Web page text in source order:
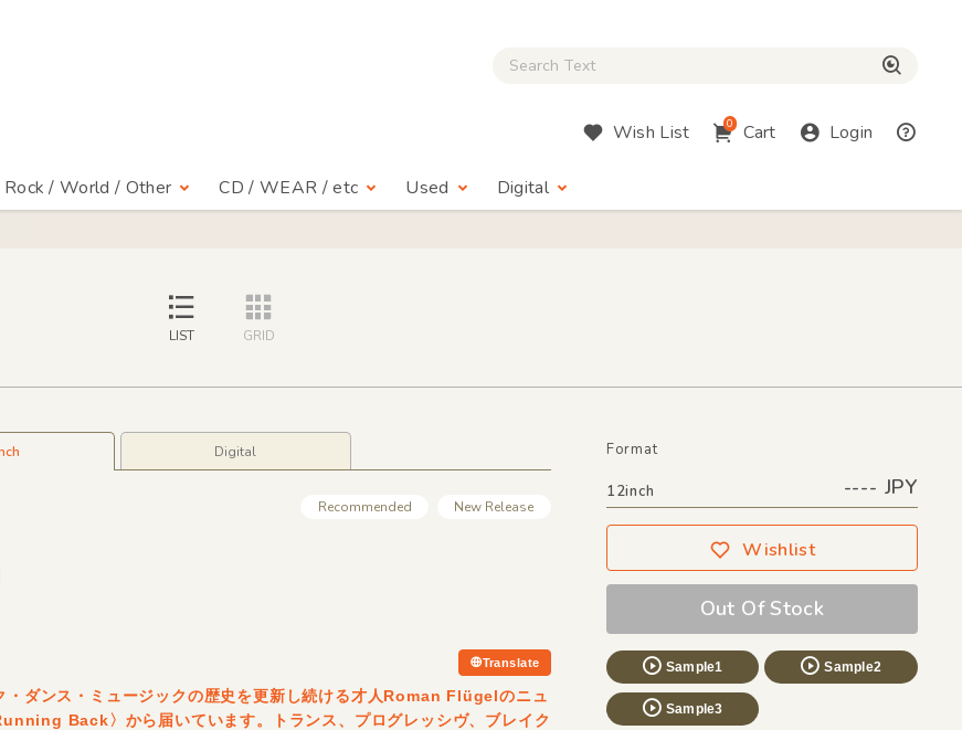
Close Search box
Wish List 0 Cart Login
Rock / World / Other CD / WEAR / etc Used Digital
LIST GRID
Digital
Recommended New Release
Translate
Format
12inch ---- JPY
Wishlist
Out Of Stock
Sample1 Sample2
Sample3
・ダンス・ミュージックの歴史を更新し続ける才人Roman Flügelのニュ
Back〉から届いています。トランス、プログレッシヴ、ブレイク